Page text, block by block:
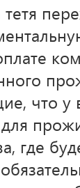
что у
где